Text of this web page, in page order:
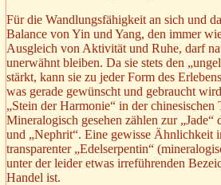
Für die Wandlungsfähigkeit an sich und
Balance von Yin und Yang, den immer
Ausgleich von Aktivität und Ruhe, darf
unerwähnt bleiben. Da sie stets den
stärkt, kann sie zu jeder Form des
was gerade gewünscht und gebraucht
„Stein der Harmonie“ in der
Mineralogisch gesehen zählen zur „Jade“
und „Nephrit“. Eine gewisse Ähnlichkeit
transparenter „Edelserpentin“
unter der leider etwas irreführenden
Handel ist.